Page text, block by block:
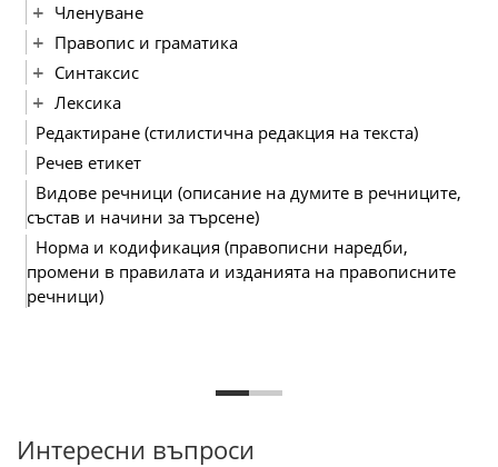
Членуване
Правопис и граматика
Синтаксис
Лексика
Редактиране (стилистична редакция на текста)
Речев етикет
Видове речници (описание на думите в речниците,
състав и начини за търсене)
Норма и кодификация (правописни наредби,
промени в правилата и изданията на правописните
речници)
Интересни въпроси